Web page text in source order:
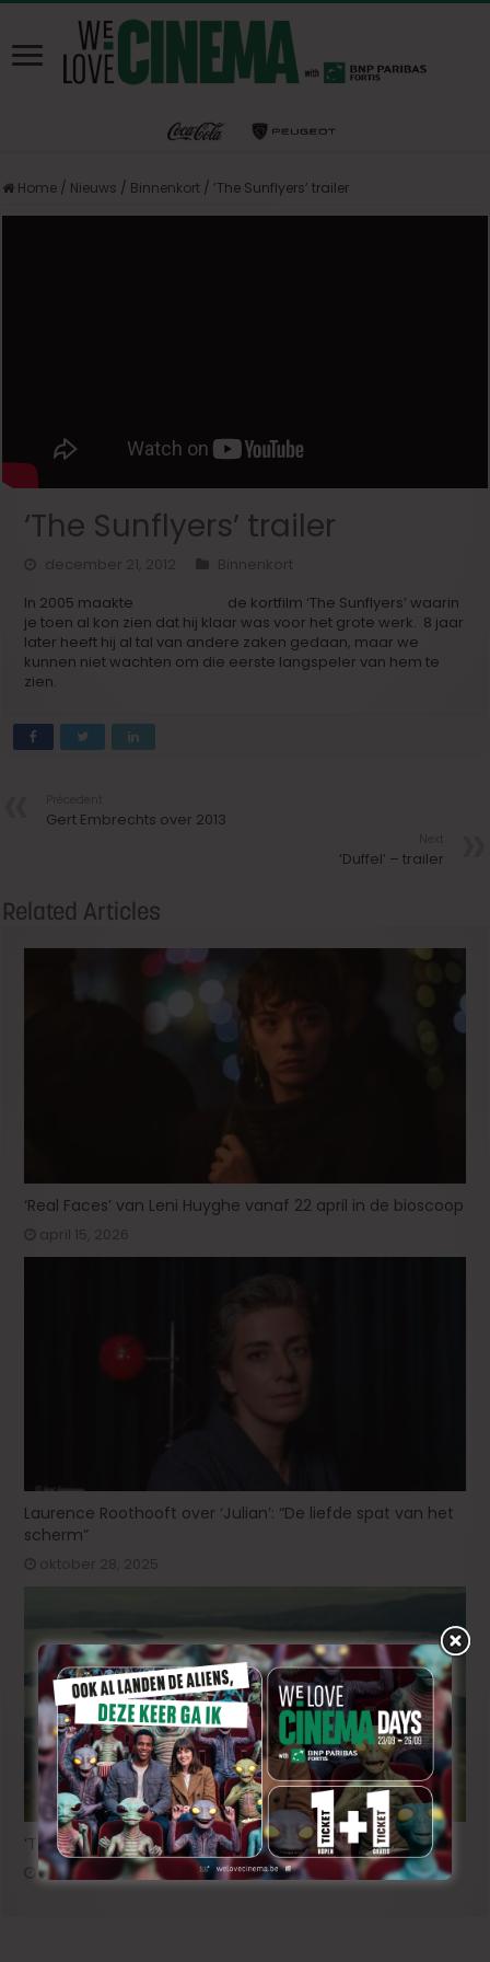
Home / Nieuws / Binnenkort / ‘The Sunflyers’ trailer
‘The Sunflyers’ trailer
december 21, 2012
Binnenkort
In 2005 maakte
de kortfilm ‘The Sunflyers’ waarin
je toen al kon zien dat hij klaar was voor het grote werk. 8 jaar
later heeft hij al tal van andere zaken gedaan, maar we
kunnen niet wachten om die eerste langspeler van hem te
zien.
Gert Embrechts over 2013
‘Duffel’ – trailer
Related Articles
‘Real Faces’ van Leni Huyghe vanaf 22 april in de bioscoop
april 15, 2026
Laurence Roothooft over ‘Julian’: “De liefde spat van het
scherm”
oktober 28, 2025
‘The North’, een wandelfilm van Bart Schrijver
september 13, 2025